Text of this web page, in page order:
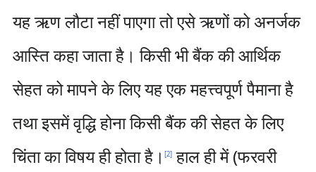
यह ऋण लौटा नहीं पाएगा तो एसे ऋणों को अनर्जक
आस्ति कहा जाता है। किसी भी बैंक की आर्थिक
सेहत को मापने के लिए यह एक महत्त्वपूर्ण पैमाना है
तथा इसमें वृद्धि होना किसी बैंक की सेहत के लिए
चिंता का विषय ही होता है। [2]हाल ही में (फरवरी